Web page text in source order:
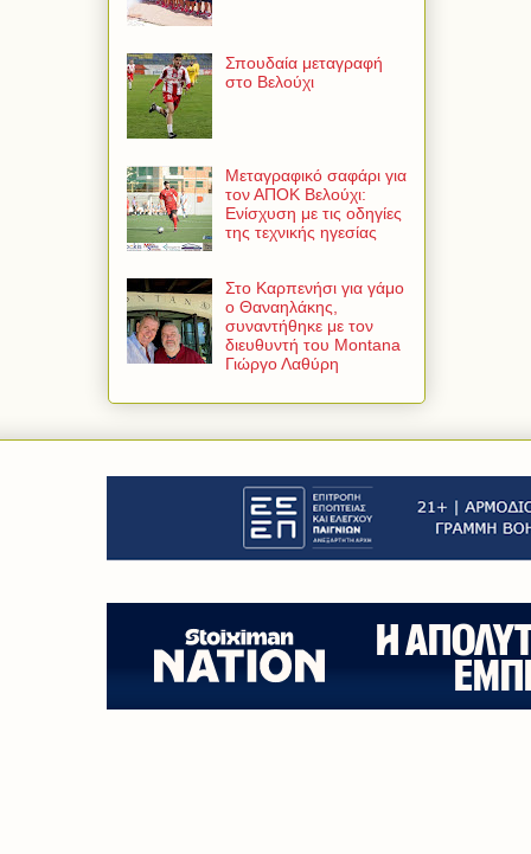
Σπουδαία μεταγραφή
στο Βελούχι
Μεταγραφικό σαφάρι για
τον ΑΠΟΚ Βελούχι:
Ενίσχυση με τις οδηγίες
της τεχνικής ηγεσίας
Στο Καρπενήσι για γάμο
ο Θαναηλάκης,
συναντήθηκε με τον
διευθυντή του Montana
Γιώργο Λαθύρη